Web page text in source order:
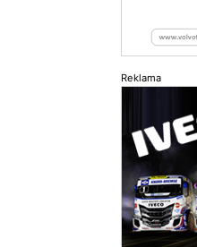
Reklama